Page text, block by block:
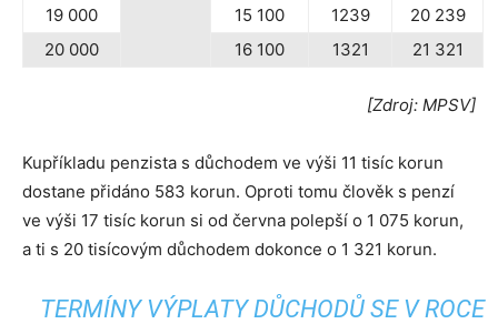
19 000
15 100 1239
20 239
20 000
16 100 1321 21 321
[Zdroj: MPSV]
Kupříkladu penzista s důchodem ve výši 11 tisíc korun
dostane přidáno 583 korun. Oproti tomu člověk s penzí
ve výši 17 tisíc korun si od června polepší o 1 075 korun,
a ti s 20 tisícovým důchodem dokonce o 1 321 korun.
TERMÍNY VÝPLATY DŮCHODŮ SE V ROCE